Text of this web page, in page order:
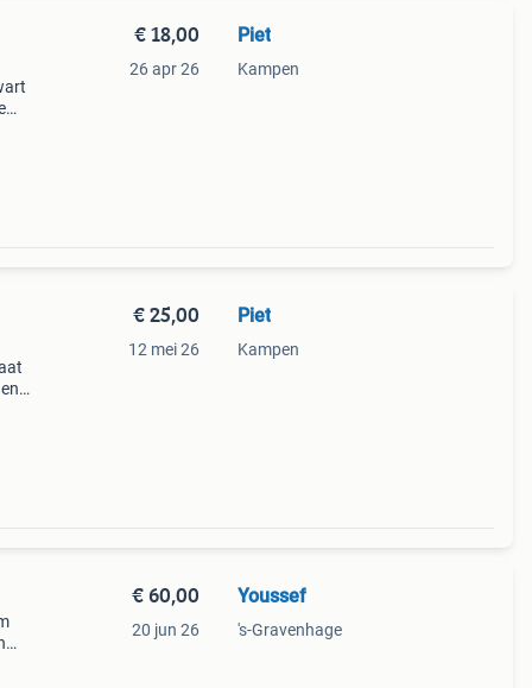
€ 18,00
26 apr 26
Piet
Kampen
€ 25,00
12 mei 26
Piet
Kampen
€ 60,00
20 jun 26
Youssef
's-Gravenhage